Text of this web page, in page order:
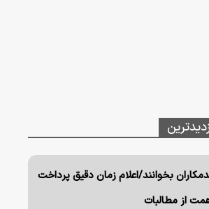
بخوانند/اعلام زمان دقیق پرداخت